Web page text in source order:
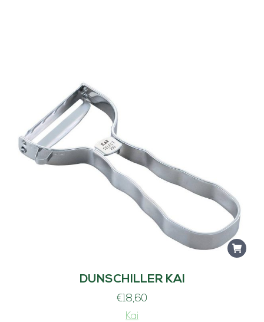
DUNSCHILLER KAI
€18,60
Kai